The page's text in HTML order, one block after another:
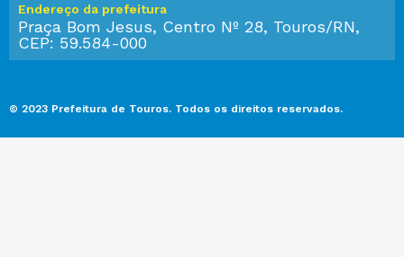
Endereço da prefeitura
Praça Bom Jesus, Centro Nº 28, Touros/RN,
CEP: 59.584-000
© 2023 Prefeitura de Touros. Todos os direitos reservados.